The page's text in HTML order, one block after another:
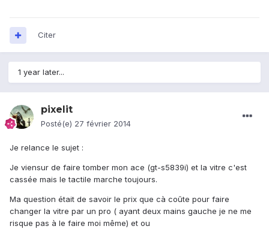
Citer
1 year later...
pixelit
Posté(e) 27 février 2014
Je relance le sujet :
Je viensur de faire tomber mon ace (gt-s5839i) et la vitre c'est
cassée mais le tactile marche toujours.
Ma question était de savoir le prix que cà coûte pour faire
changer la vitre par un pro ( ayant deux mains gauche je ne me
risque pas à le faire moi même) et ou